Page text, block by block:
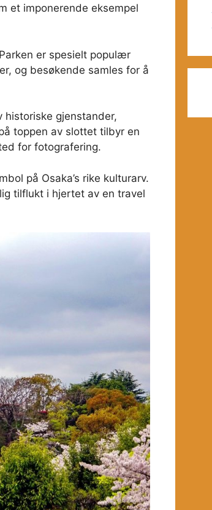
et imponerende eksempel
er spesielt populær
og besøkende samles for å
historiske gjenstander,
toppen av slottet tilbyr en
for fotografering.
på Osaka’s rike kulturarv.
tilflukt i hjertet av en travel